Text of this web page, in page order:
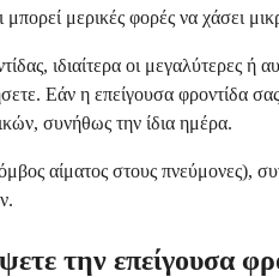
μερικές φορές να χάσει
ιδιαίτερα οι μεγαλύτερες
Εάν η επείγουσα φροντίδα
συνήθως την ίδια ημέρα.
αίματος στους πνεύμονες),
την επείγουσα